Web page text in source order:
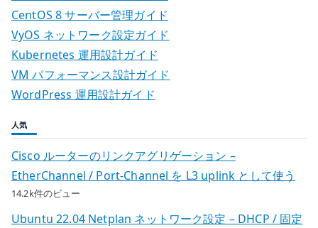
CentOS 8 サーバー管理ガイド
VyOS ネットワーク設定ガイド
Kubernetes 運用設計ガイド
VM パフォーマンス設計ガイド
WordPress 運用設計ガイド
人気
Cisco ルーターのリンクアグリゲーション –
EtherChannel / Port-Channel を L3 uplink として使う
14.2k件のビュー
Ubuntu 22.04 Netplan ネットワーク設定 – DHCP / 固定